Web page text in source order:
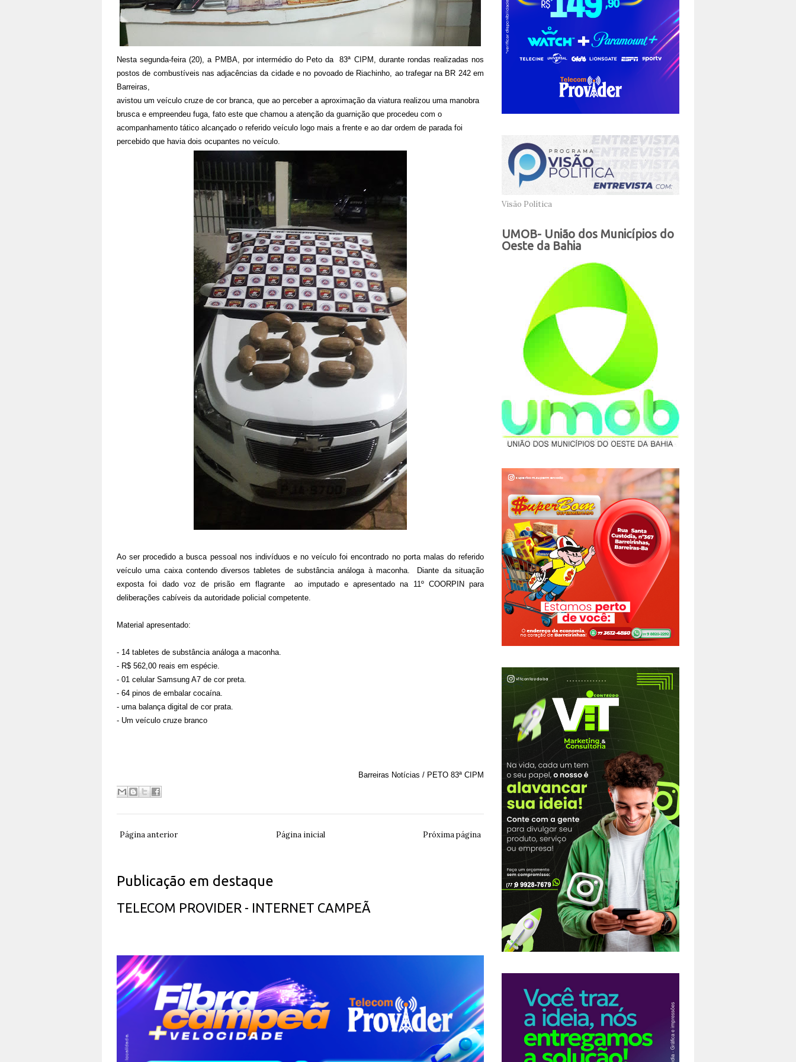
Nesta segunda-feira (20), a PMBA, por intermédio do Peto da
83ª CIPM, durante rondas realizadas nos
postos de combustíveis nas adjacências da cidade e no povoado de Riachinho, ao trafegar na BR 242 em
Barreiras,
avistou um veículo cruze de cor branca, que ao perceber a aproximação da viatura realizou uma manobra
brusca e empreendeu fuga, fato este que chamou a atenção da guarnição que procedeu com o
acompanhamento tático alcançado o referido veículo logo mais a frente e ao dar ordem de parada foi
percebido que havia dois ocupantes no veículo.
Ao ser procedido a busca pessoal nos indivíduos e no veículo foi encontrado no porta malas do referido
veículo uma caixa contendo diversos tabletes de substância análoga à maconha.
Diante da situação
exposta foi dado voz de prisão em flagrante
ao imputado e apresentado na 11º COORPIN para
deliberações cabíveis da autoridade policial competente.
Material apresentado:
- 14 tabletes de substância análoga a maconha.
- R$ 562,00 reais em espécie.
- 01 celular Samsung A7 de cor preta.
- 64 pinos de embalar cocaína.
- uma balança digital de cor prata.
- Um veículo cruze branco
Barreiras Notícias / PETO 83ª CIPM
Página anterior Próxima página
Página inicial
Publicação em destaque
TELECOM PROVIDER - INTERNET CAMPEÃ
Visão Política
UMOB- União dos Municípios do
Oeste da Bahia